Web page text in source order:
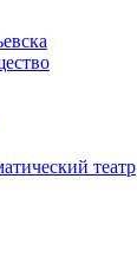
театр